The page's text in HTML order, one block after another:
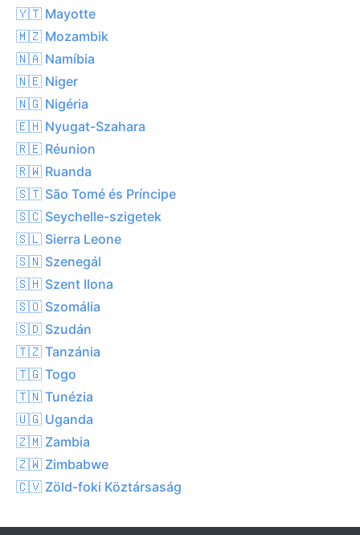
🇾🇹 Mayotte
🇲🇿 Mozambik
🇳🇦 Namíbia
🇳🇪 Niger
🇳🇬 Nigéria
🇪🇭 Nyugat-Szahara
🇷🇪 Réunion
🇷🇼 Ruanda
🇸🇹 São Tomé és Príncipe
🇸🇨 Seychelle-szigetek
🇸🇱 Sierra Leone
🇸🇳 Szenegál
🇸🇭 Szent Ilona
🇸🇴 Szomália
🇸🇩 Szudán
🇹🇿 Tanzánia
🇹🇬 Togo
🇹🇳 Tunézia
🇺🇬 Uganda
🇿🇲 Zambia
🇿🇼 Zimbabwe
🇨🇻 Zöld-foki Köztársaság